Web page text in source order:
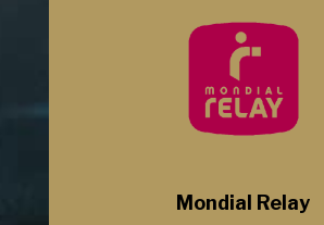
Mondial Relay